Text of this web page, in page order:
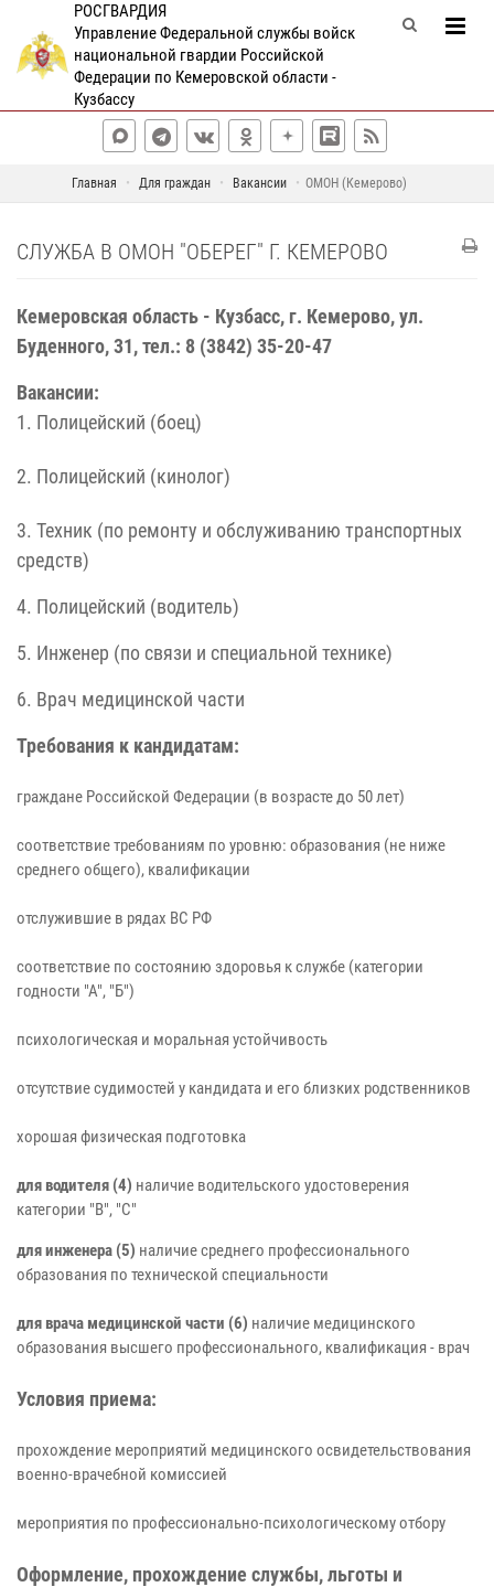
РОСГВАРДИЯ
Управление Федеральной службы войск
национальной гвардии Российской
Федерации по Кемеровской области -
Кузбассу
Главная Для граждан Вакансии ОМОН (Кемерово)
СЛУЖБА В ОМОН "ОБЕРЕГ" Г. КЕМЕРОВО
Кемеровская область - Кузбасс, г. Кемерово, ул.
Буденного, 31, тел.: 8 (3842) 35-20-47
Вакансии:
1. Полицейский (боец)
2. Полицейский (кинолог)
3. Техник (по ремонту и обслуживанию транспортных
средств)
4. Полицейский (водитель)
5. Инженер (по связи и специальной технике)
6. Врач медицинской части
Требования к кандидатам:
граждане Российской Федерации (в возрасте до 50 лет)
соответствие требованиям по уровню: образования (не ниже
среднего общего), квалификации
отслужившие в рядах ВС РФ
соответствие по состоянию здоровья к службе (категории
годности "А", "Б")
психологическая и моральная устойчивость
отсутствие судимостей у кандидата и его близких родственников
хорошая физическая подготовка
для водителя (4) наличие водительского удостоверения
категории "В", "С"
для инженера (5) наличие среднего профессионального
образования по технической специальности
для врача медицинской части (6) наличие медицинского
образования высшего профессионального, квалификация - врач
Условия приема:
прохождение мероприятий медицинского освидетельствования
военно-врачебной комиссией
мероприятия по профессионально-психологическому отбору
Оформление, прохождение службы, льготы и